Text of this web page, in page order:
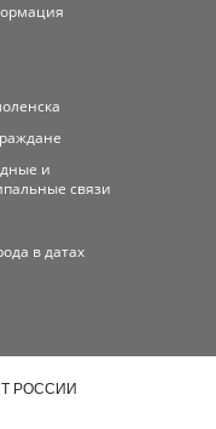
и
связи
в датах
РОССИИ